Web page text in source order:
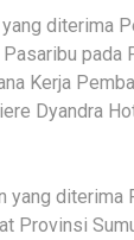
diterima
pada
Kerja
Dyandra
yang diterima
Provinsi